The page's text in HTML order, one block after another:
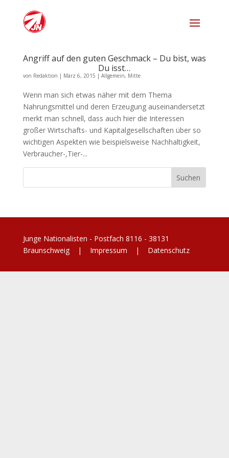
Angriff auf den guten Geschmack – Du bist, was
Du isst…
von Redaktion | März 6, 2015 | Allgemein, Mitte
Wenn man sich etwas näher mit dem Thema
Nahrungsmittel und deren Erzeugung auseinandersetzt
merkt man schnell, dass auch hier die Interessen
großer Wirtschafts- und Kapitalgesellschaften über so
wichtigen Aspekten wie beispielsweise Nachhaltigkeit,
Verbraucher-,Tier-...
Junge Nationalisten - Postfach 8116 - 38131
Braunschweig | Impressum | Datenschutz